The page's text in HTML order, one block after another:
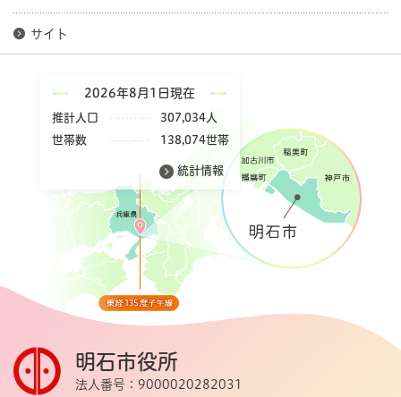
サイト
2026年8月1日現在
推計人口
307,034人
世帯数
138,074世帯
統計情報
明石市役所
法人番号：9000020282031